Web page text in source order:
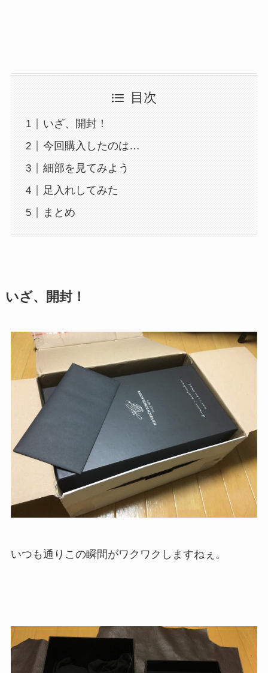
目次
いざ、開封！
今回購入したのは…
細部を見てみよう
足入れしてみた
まとめ
いざ、開封！
いつも通りこの瞬間がワクワクしますねぇ。